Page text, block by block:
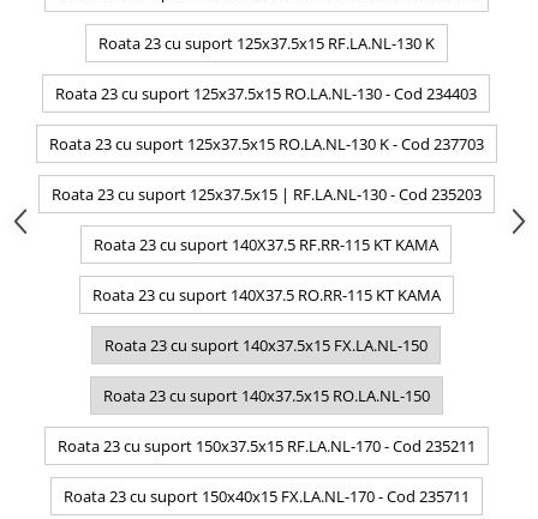
Roata 23 cu suport 125x37.5x15 RF.LA.NL-130 K
Roata 23 cu suport 125x37.5x15 RO.LA.NL-130 - Cod 234403
Roata 23 cu suport 125x37.5x15 RO.LA.NL-130 K - Cod 237703
Roata 23 cu suport 125x37.5x15 | RF.LA.NL-130 - Cod 235203
Roata 23 cu suport 140X37.5 RF.RR-115 KT KAMA
Roata 23 cu suport 140X37.5 RO.RR-115 KT KAMA
Roata 23 cu suport 140x37.5x15 FX.LA.NL-150
Roata 23 cu suport 140x37.5x15 RO.LA.NL-150
Roata 23 cu suport 150x37.5x15 RF.LA.NL-170 - Cod 235211
Roata 23 cu suport 150x40x15 FX.LA.NL-170 - Cod 235711